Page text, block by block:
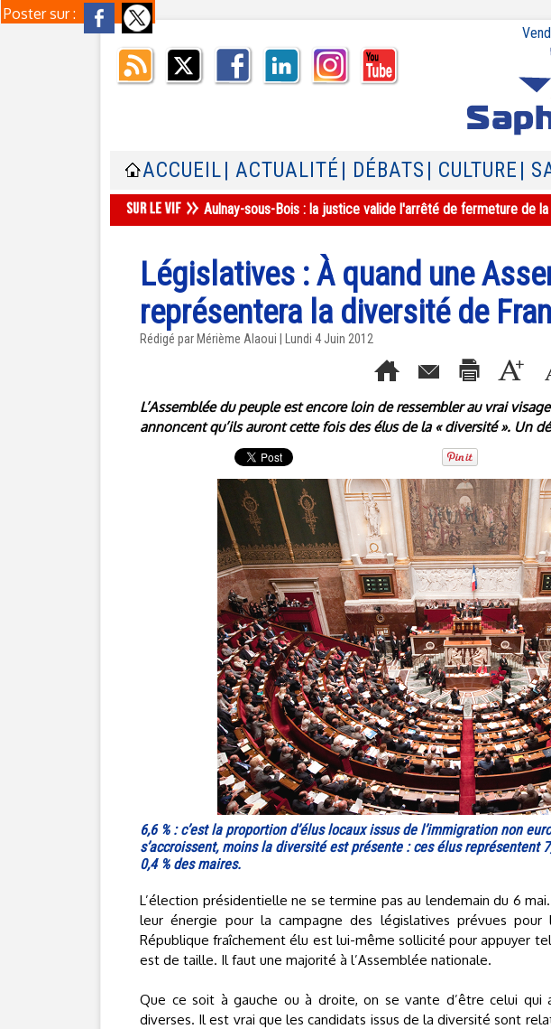
Poster sur :
ACCUEIL | ACTUALITÉ | DÉBATS | CULTURE |
Aulnay-sous-Bois : la justice valide l'arrêté de fermeture de
Législatives : À quand une
représentera la diversité de
Rédigé par Mérième Alaoui | Lundi 4 Juin 2012
L’Assemblée du peuple est encore loin de ressembler au vrai
annoncent qu’ils auront cette fois des élus de la « diversité ». Un
6,6 % : c’est la proportion d’élus locaux issus de l’immigration non
s’accroissent, moins la diversité est présente : ces élus représentent
0,4 % des maires.
L’élection présidentielle ne se termine pas au lendemain du 6
leur énergie pour la campagne des législatives prévues
République fraîchement élu est lui-même sollicité pour appuyer
est de taille. Il faut une majorité à l’Assemblée nationale.
Que ce soit à gauche ou à droite, on se vante d’être celui qui
diverses. Il est vrai que les candidats issus de la diversité sont